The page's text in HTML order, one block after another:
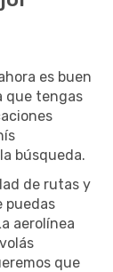
es buen
que tengas
búsqueda.
de rutas y
puedas
aerolínea
que